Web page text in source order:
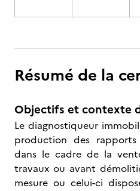
Résumé de la
Objectifs et contexte
Le diagnostiqueur
production des rapports
dans le cadre de la
travaux ou avant
mesure ou celui-ci